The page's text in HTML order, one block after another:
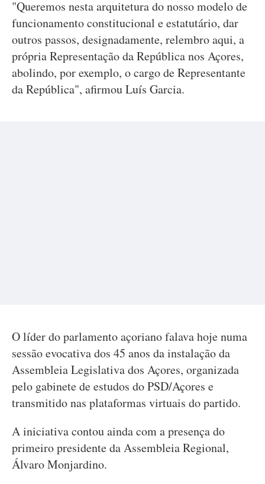
"Queremos nesta arquitetura do nosso modelo de
funcionamento constitucional e estatutário, dar
outros passos, designadamente, relembro aqui, a
própria Representação da República nos Açores,
abolindo, por exemplo, o cargo de Representante
da República", afirmou Luís Garcia.
O líder do parlamento açoriano falava hoje numa
sessão evocativa dos 45 anos da instalação da
Assembleia Legislativa dos Açores, organizada
pelo gabinete de estudos do PSD/Açores e
transmitido nas plataformas virtuais do partido.
A iniciativa contou ainda com a presença do
primeiro presidente da Assembleia Regional,
Álvaro Monjardino.